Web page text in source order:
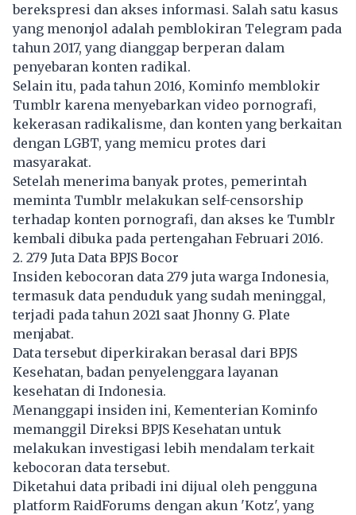
berekspresi dan akses informasi. Salah satu kasus
yang menonjol adalah pemblokiran Telegram pada
tahun 2017, yang dianggap berperan dalam
penyebaran konten radikal.
Selain itu, pada tahun 2016, Kominfo memblokir
Tumblr karena menyebarkan video pornografi,
kekerasan radikalisme, dan konten yang berkaitan
dengan LGBT, yang memicu protes dari
masyarakat.
Setelah menerima banyak protes, pemerintah
meminta Tumblr melakukan self-censorship
terhadap konten pornografi, dan akses ke Tumblr
kembali dibuka pada pertengahan Februari 2016.
2. 279 Juta Data BPJS Bocor
Insiden kebocoran data 279 juta warga Indonesia,
termasuk data penduduk yang sudah meninggal,
terjadi pada tahun 2021 saat Jhonny G. Plate
menjabat.
Data tersebut diperkirakan berasal dari BPJS
Kesehatan, badan penyelenggara layanan
kesehatan di Indonesia.
Menanggapi insiden ini, Kementerian Kominfo
memanggil Direksi BPJS Kesehatan untuk
melakukan investigasi lebih mendalam terkait
kebocoran data tersebut.
Diketahui data pribadi ini dijual oleh pengguna
platform RaidForums dengan akun 'Kotz', yang